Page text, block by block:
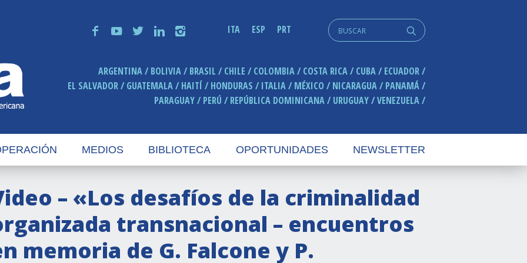
f y t n i ITA ESP PRT q
Search
for:
ARGENTINA BOLIVIA BRASIL CHILE COLOMBIA COSTA RICA CUBA
ECUADOR
EL SALVADOR
GUATEMALA HAITÍ HONDURAS ITALIA MÉXICO NICARAGUA
PANAMÁ
PARAGUAY
PERÚ REPÚBLICA DOMINICANA URUGUAY VENEZUELA
MEDIOS BIBLIOTECA OPORTUNIDADES NEWSLETTER
– «Los desafíos de la criminalidad
transnacional – encuentros
memoria de G. Falcone y P.